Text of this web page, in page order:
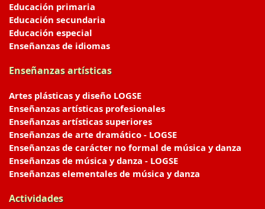
Educación primaria
Educación secundaria
Educación especial
Enseñanzas de idiomas
Enseñanzas artísticas
Artes plásticas y diseño LOGSE
Enseñanzas artísticas profesionales
Enseñanzas artísticas superiores
Enseñanzas de arte dramático - LOGSE
Enseñanzas de carácter no formal de música y danza
Enseñanzas de música y danza - LOGSE
Enseñanzas elementales de música y danza
Actividades